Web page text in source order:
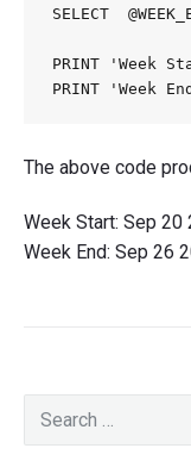
SELECT
PRINT 'Week
PRINT 'Week
The above code
Week Start: Sep
Week End: Sep 26
Primary
Sidebar
for: